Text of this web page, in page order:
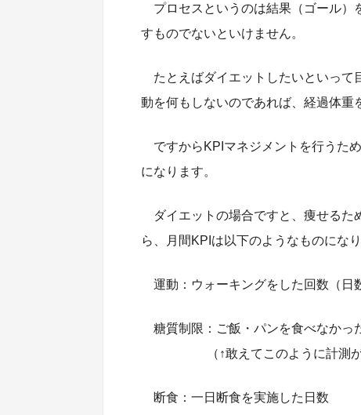
プロセスというのは結果（ゴール
すものでないといけません。
たとえばダイエットしたいといっ
動を何もしないのであれば、経過体重
ですからKPIマネジメントを行うた
になります。
ダイエットの場合ですと、痩せる
ら、月間KPIは以下のようなものになり
運動：ウォーキングをした回数（日
糖質制限：ご飯・パンを食べなかっ
（↑敢えてこのように計測が簡
断食：一日断食を実施した日数